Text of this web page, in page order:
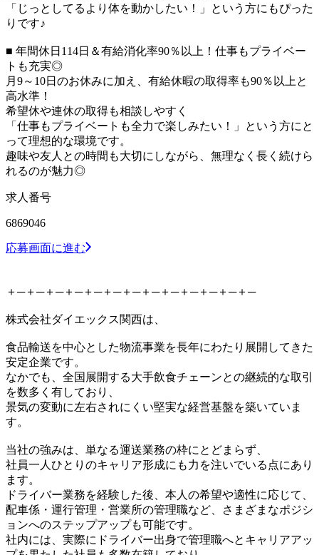
「じっとしてるより体を動かしたい！」という方にもぴった
りです♪
■ 年間休日114日＆有給消化率90％以上！仕事もプライベー
トも充実◎
月9～10日のお休みに加え、有給休暇の取得率も90％以上と
高水準！
希望休や連休の取得も相談しやすく
「仕事もプライベートも全力で楽しみたい！」という方にと
って理想的な環境です。
趣味や友人との時間も大切にしながら、無理なく長く続けら
れるのが魅力◎
求人番号
6869046
応募画面に進む
＋─＋─＋─＋─＋─＋─＋─＋─＋─＋─＋─＋─＋─
株式会社ダイエックス関西は、
食品輸送を中心とした物流事業を長年にわたり展開してきた
安定企業です。
なかでも、全国展開する大手飲食チェーンとの継続的な取引
を数多く有しており、
景気の変動に左右されにくい堅実な経営基盤を築いていま
す。
当社の強みは、単なる運送業務の枠にとどまらず、
社員一人ひとりのキャリア形成にも力を注いでいる点にあり
ます。
ドライバー業務を経験した後、本人の希望や適性に応じて、
配車係・運行管理・営業所の管理職など、さまざまなポジシ
ョンへのステップアップも可能です。
社内には、実際にドライバー出身で管理職へとキャリアアッ